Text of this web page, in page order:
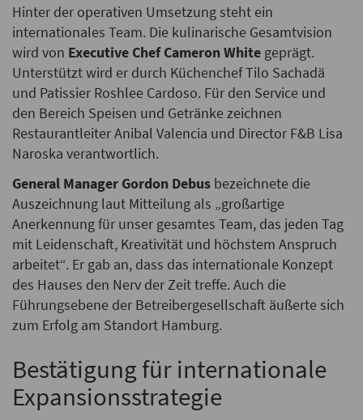
Hinter der operativen Umsetzung steht ein
internationales Team. Die kulinarische Gesamtvision
wird von Executive Chef Cameron White geprägt.
Unterstützt wird er durch Küchenchef Tilo Sachadä
und Patissier Roshlee Cardoso. Für den Service und
den Bereich Speisen und Getränke zeichnen
Restaurantleiter Anibal Valencia und Director F&B Lisa
Naroska verantwortlich.
General Manager Gordon Debus bezeichnete die
Auszeichnung laut Mitteilung als „großartige
Anerkennung für unser gesamtes Team, das jeden Tag
mit Leidenschaft, Kreativität und höchstem Anspruch
arbeitet“. Er gab an, dass das internationale Konzept
des Hauses den Nerv der Zeit treffe. Auch die
Führungsebene der Betreibergesellschaft äußerte sich
zum Erfolg am Standort Hamburg.
Bestätigung für internationale
Expansionsstrategie